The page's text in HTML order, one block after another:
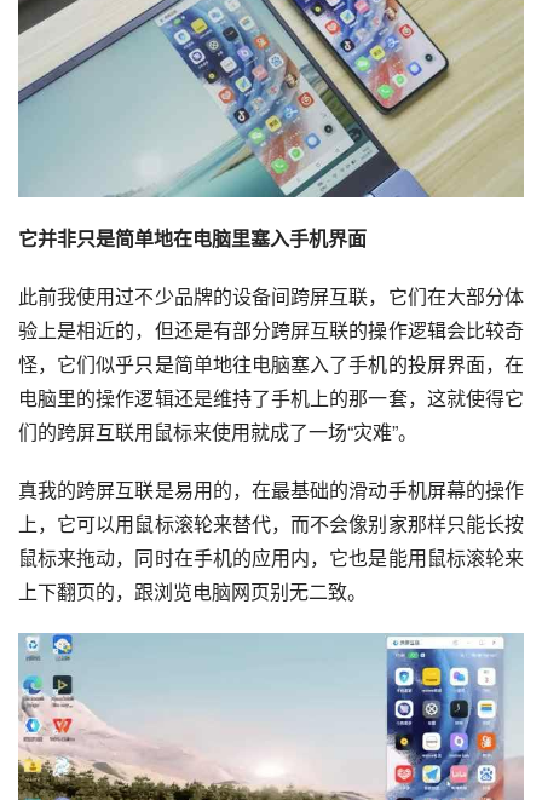
它并非只是简单地在电脑里塞入手机界面
此前我使用过不少品牌的设备间跨屏互联，它们在大部分体
验上是相近的，但还是有部分跨屏互联的操作逻辑会比较奇
怪，它们似乎只是简单地往电脑塞入了手机的投屏界面，在
电脑里的操作逻辑还是维持了手机上的那一套，这就使得它
们的跨屏互联用鼠标来使用就成了一场“灾难”。
真我的跨屏互联是易用的，在最基础的滑动手机屏幕的操作
上，它可以用鼠标滚轮来替代，而不会像别家那样只能长按
鼠标来拖动，同时在手机的应用内，它也是能用鼠标滚轮来
上下翻页的，跟浏览电脑网页别无二致。